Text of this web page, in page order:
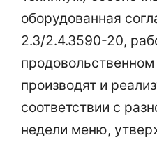
оборудованная
2.3/2.4.3590-20,
производят и
соответствии с
недели меню,